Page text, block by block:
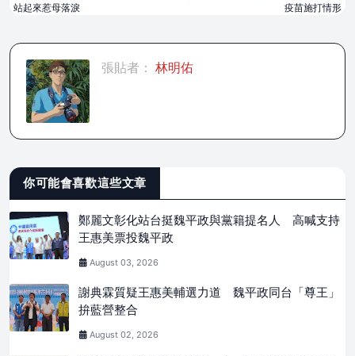
疫苗施打情形
站起來惹母落淚
張貼者： 林明佑
你可能會喜歡這些文章
鄭麗文彰化站台挺魏平政與黨籍提名人 高喊支持
王惠美票投魏平政
August 03, 2026
謝典霖質疑王惠美輔選力道 魏平政同台「尊王」
拚藍營整合
August 02, 2026